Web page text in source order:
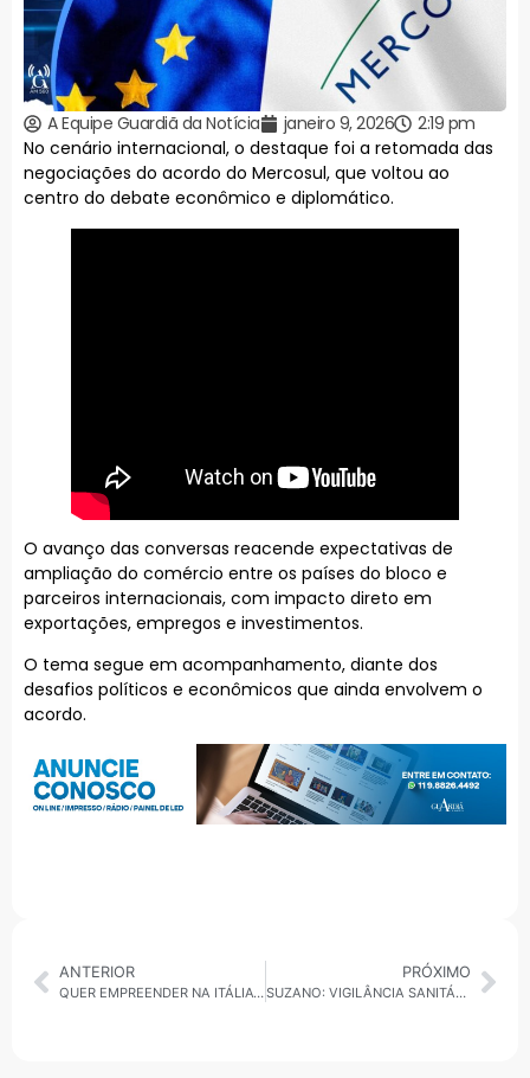
A Equipe Guardiã da Notícia janeiro 9, 2026
2:19 pm
No cenário internacional, o destaque foi a retomada das
negociações do acordo do Mercosul, que voltou ao
centro do debate econômico e diplomático.
O avanço das conversas reacende expectativas de
ampliação do comércio entre os países do bloco e
parceiros internacionais, com impacto direto em
exportações, empregos e investimentos.
O tema segue em acompanhamento, diante dos
desafios políticos e econômicos que ainda envolvem o
acordo.
ANTERIOR
QUER EMPREENDER NA ITÁLIA? VEJA O QUE MUITA GENTE AINDA NÃO SABE
PRÓXIMO
SUZANO: VIGILÂNCIA SANITÁRIA INTERDITA ACADEMIA POR INFESTAÇÃO DE POMBOS NA VILA FIGUEIRA